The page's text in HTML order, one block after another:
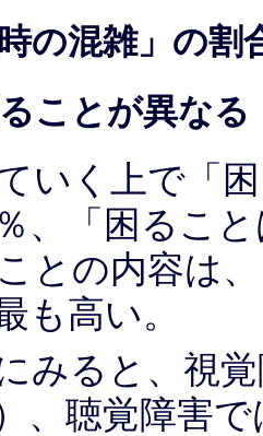
の混雑」の割
ことが異なる
いく上で「
、「困るこ
との内容は
も高い。
みると、視
、聴覚障害